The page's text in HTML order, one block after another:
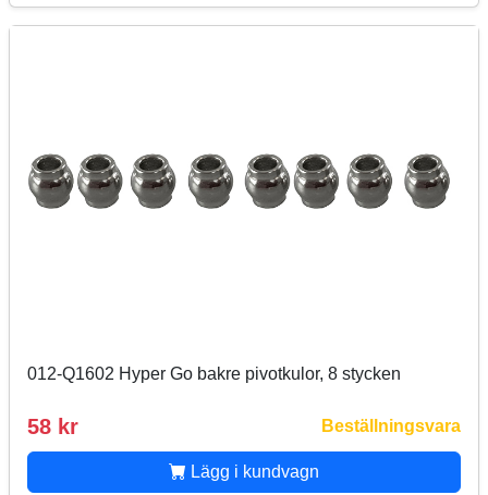
012-Q1602 Hyper Go bakre pivotkulor, 8 stycken
58 kr Beställningsvara
Lägg i kundvagn